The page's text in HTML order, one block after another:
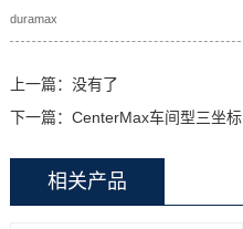
duramax
上一篇：没有了
下一篇： CenterMax车间型三坐标
相关产品